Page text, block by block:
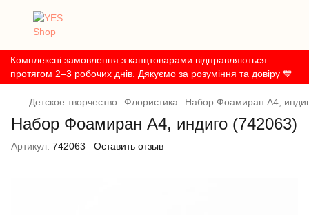
Комплексні замовлення з канцтоварами відправляються
протягом 2–3 робочих днів. Дякуємо за розуміння та довіру 💙
Детское творчество Флористика Набор Фоамиран А4,
Набор Фоамиран А4, индиго (742063)
Артикул: 742063 Оставить отзыв